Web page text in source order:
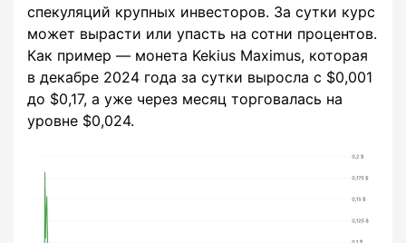
спекуляций крупных инвесторов. За сутки курс
может вырасти или упасть на сотни процентов.
Как пример — монета Kekius Maximus, которая
в декабре 2024 года за сутки выросла с $0,001
до $0,17, а уже через месяц торговалась на
уровне $0,024.